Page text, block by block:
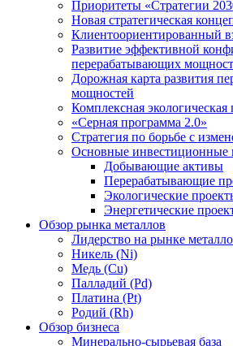
Приоритеты «Стратегии
Новая стратегическая
Клиентоориентированный
Развитие эффективной
перерабатывающих
Дорожная карта развития
мощностей
Комплексная экологическая
«Серная программа 2.0»
Стратегия по борьбе с
Основные инвестиционные
Добывающие активы
Перерабатывающие
Экологические
Энергетические
Обзор рынка металлов
Лидерство на рынке
Никель (Ni)
Медь (Cu)
Палладий (Pd)
Платина (Pt)
Родий (Rh)
Обзор бизнеса
Минерально-сырьевая база